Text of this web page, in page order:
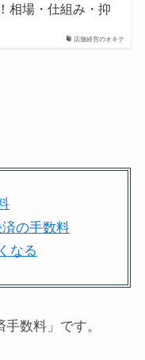
店舗経営のオキテ
相場・仕組み・抑
の手数料
なる
数料」です。